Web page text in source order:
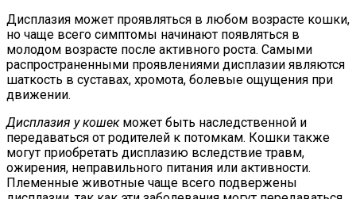
Дисплазия может проявляться в любом возрасте кошки,
но чаще всего симптомы начинают появляться в
молодом возрасте после активного роста. Самыми
распространенными проявлениями дисплазии являются
шаткость в суставах, хромота, болевые ощущения при
движении.
Дисплазия у кошекможет быть наследственной и
передаваться от родителей к потомкам. Кошки также
могут приобретать дисплазию вследствие травм,
ожирения, неправильного питания или активности.
Племенные животные чаще всего подвержены